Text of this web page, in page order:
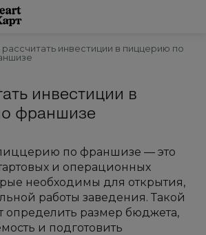
рассчитать инвестиции в пиццерию по
инвестиции в
франшизе
по франшизе — это
и операционных
необходимы для открытия,
работы заведения. Такой
определить размер бюджета,
и подготовить